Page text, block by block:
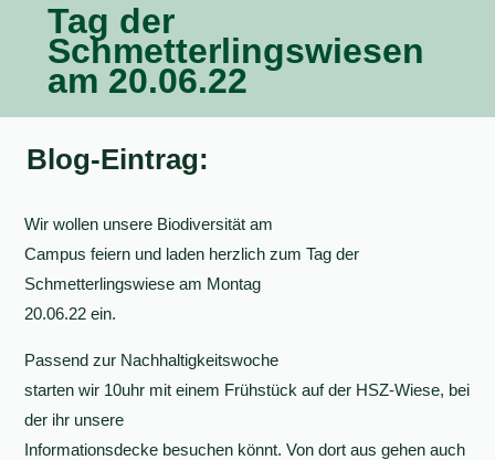
Tag der
Schmetterlingswiesen
am 20.06.22
Blog-Eintrag:
Wir wollen unsere Biodiversität am
Campus feiern und laden herzlich zum Tag der
Schmetterlingswiese am Montag
20.06.22 ein.
Passend zur Nachhaltigkeitswoche
starten wir 10uhr mit einem Frühstück auf der HSZ-Wiese, bei
der ihr unsere
Informationsdecke besuchen könnt. Von dort aus gehen auch